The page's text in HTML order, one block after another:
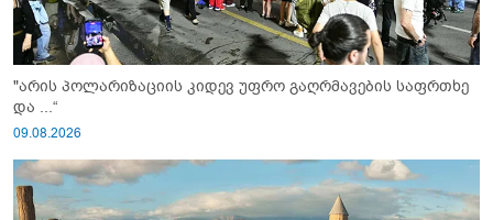
"არის პოლარიზაციის კიდევ უფრო გაღრმავების საფრთხე
და ...“
09.08.2026